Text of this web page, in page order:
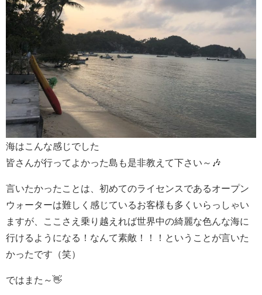
海はこんな感じでした
皆さんが行ってよかった島も是非教えて下さい～🎶
言いたかったことは、初めてのライセンスであるオープン
ウォーターは難しく感じているお客様も多くいらっしゃい
ますが、ここさえ乗り越えれば世界中の綺麗な色んな海に
行けるようになる！なんて素敵！！！ということが言いた
かったです（笑）
ではまた～👋